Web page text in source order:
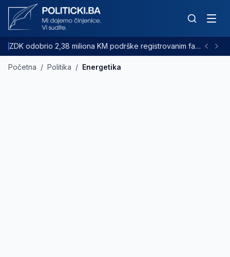
ZDK odobrio 2,38 miliona KM podrške registrovanim farmama goveda
Početna / Politika / Energetika